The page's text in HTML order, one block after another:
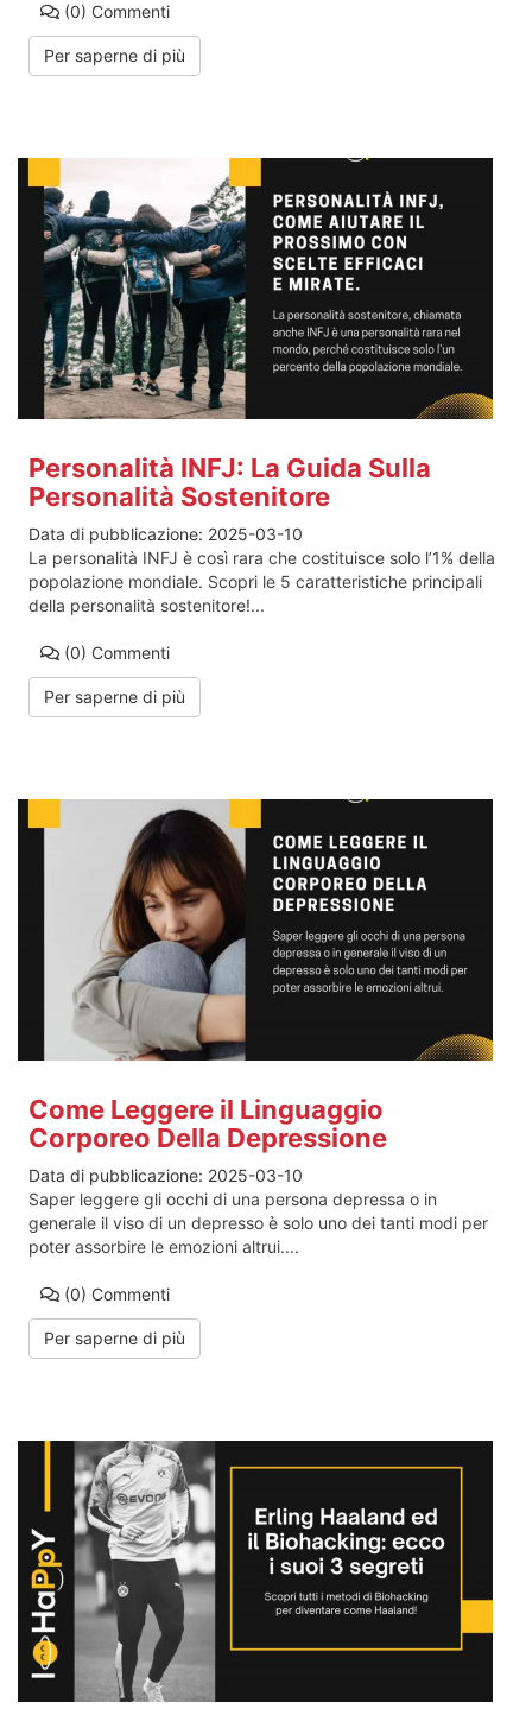
(0) Commenti
Per saperne di più
Personalità INFJ: La Guida Sulla
Personalità Sostenitore
Data di pubblicazione: 2025-03-10
La personalità INFJ è così rara che costituisce solo l’1% della
popolazione mondiale. Scopri le 5 caratteristiche principali
della personalità sostenitore!...
(0) Commenti
Per saperne di più
Come Leggere il Linguaggio
Corporeo Della Depressione
Data di pubblicazione: 2025-03-10
Saper leggere gli occhi di una persona depressa o in
generale il viso di un depresso è solo uno dei tanti modi per
poter assorbire le emozioni altrui....
(0) Commenti
Per saperne di più